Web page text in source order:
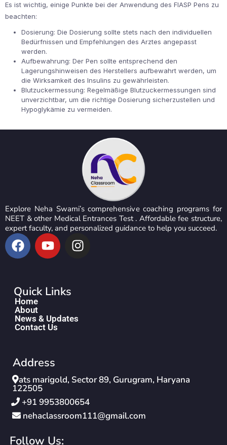
Es ist wichtig, einige Punkte bei der Anwendung des FIASP Pens zu
beachten:
Dosierung: Die Dosierung sollte stets nach den individuellen
Bedürfnissen und Empfehlungen des Arztes angepasst
werden.
Aufbewahrung: Der Pen sollte entsprechend den
Lagerungshinweisen des Herstellers aufbewahrt werden, um
die Wirksamkeit des Insulins zu gewährleisten.
Blutzuckermessung: Regelmäßige Blutzuckermessungen sind
unverzichtbar, um die richtige Dosierung sicherzustellen und
Hypoglykämie zu vermeiden.
Explore Neha Swami’s comprehensive coaching programs for
NEET & other Medical Entrances Test . Affordable fee structure,
expert faculty, and personalized guidance to help you succeed.
Quick Links
Home
About
News & Updates
Contact Us
Address
ats marigold, Sector 89, Gurugram, Haryana
122505
‪+91 9953800654‬
nehaclassroom111@gmail.com
Follow Us: